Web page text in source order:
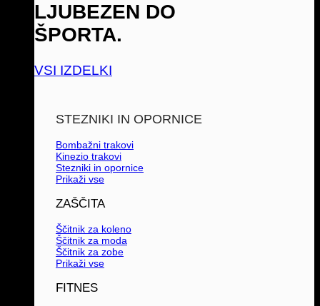
LJUBEZEN DO
ŠPORTA.
VSI IZDELKI
STEZNIKI IN OPORNICE
Bombažni trakovi
Kinezio trakovi
Stezniki in opornice
Prikaži vse
ZAŠČITA
Ščitnik za koleno
Ščitnik za moda
Ščitnik za zobe
Prikaži vse
FITNES